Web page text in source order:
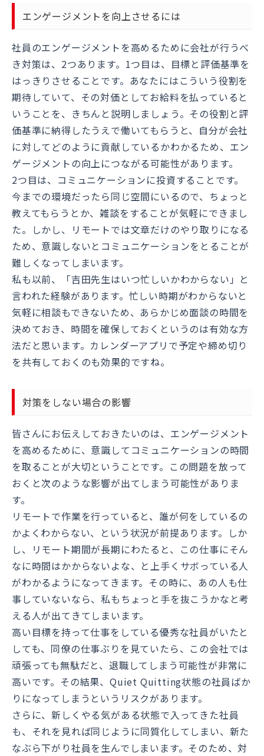
エンゲージメントを向上させるには
社員のエンゲージメントを高めるために会社が行うべ
き対策は、2つあります。1つ目は、目標と評価基準を
はっきりさせることです。あなたにはこういう役割を
期待していて、その対価としてお給料を払っていると
いうことを、きちんと説明しましょう。その役割と評
価基準に納得したうえで働いてもらうと、自分が会社
に対してどのように貢献しているかわかるため、エン
ゲージメントの向上につながる可能性があります。
2つ目は、コミュニケーションに投資することです。
今までの環境だったら同じ空間にいるので、ちょっと
教えてもらうとか、雑談をすることが気軽にできまし
た。しかし、リモートでは文章だけのやり取りになる
ため、意識しないとコミュニケーションをとることが
難しくなってしまいます。
私も以前、「吉田先生はいつ忙しいかわからない」と
言われた経験があります。忙しい時期がわからないと
気軽に相談もできないため、あらかじめ面談の時間を
決めておき、時間を確保しておくというのは有効な方
法だと思います。カレンダーアプリで予定や締め切り
を共有しておくのも効果的ですね。
対策をしない場合の影響
皆さんにお伝えしておきたいのは、エンゲージメント
を高めるために、意識してコミュニケーションの時間
を取ることが大切ということです。この問題を放って
おくと次のような影響が出てしまう可能性がありま
す。
リモートで作業を行っていると、誰が何をしているの
かよくわからない、という状況が前提あります。しか
し、リモート期間が長期にわたると、この仕事にそん
なに時間はかからないよな、と上手くサボっている人
がわかるようになってきます。その時に、あの人も仕
事していないなら、私もちょっと手を抜こうかなと考
える人が出てきてしまいます。
高い目標を持って仕事をしている優秀な社員がいたと
しても、同僚の仕事ぶりを見ていたら、この会社では
頑張っても無駄だと、退職してしまう可能性が非常に
高いです。その結果、Quiet Quitting状態の社員ばか
りになってしまうというリスクがあります。
さらに、新しくやる気がある状態で入ってきた社員
も、それを見れば同じように同質化してしまい、新た
なぶら下がり社員を生んでしまいます。そのため、対